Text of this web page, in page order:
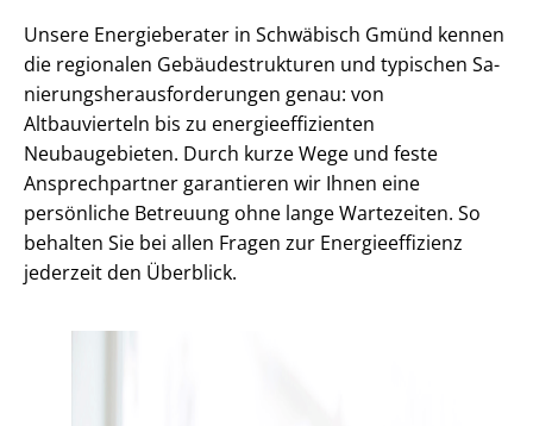
Unsere Energieberater in Schwäbisch Gmünd kennen
die regionalen Ge­bäu­de­struk­tu­ren und typischen Sa­
nie­rungs­her­aus­for­de­run­gen genau: von
Altbauvierteln bis zu en­er­gie­ef­fi­zi­en­ten
Neubaugebieten. Durch kurze Wege und feste
Ansprechpartner garantieren wir Ihnen eine
persönliche Betreuung ohne lange Wartezeiten. So
behalten Sie bei allen Fragen zur En­er­gie­ef­fi­zi­enz
jederzeit den Überblick.